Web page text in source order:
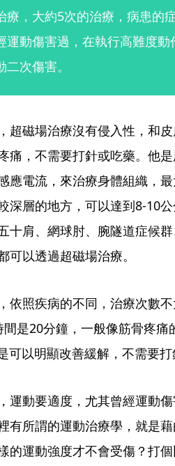
療，大約5次的治療，病患的
運動傷害過，在執行高難度動
次傷害。
超磁場治療沒有侵入性，和
痛，不需要打針或吃藥。他
應電流，來治療身體組織，
深層的地方，可以達到8-10
十肩、網球肘、腕隧道症候
可以透過超磁場治療。
依照疾病的不同，治療次數
是20分鐘，一般像筋骨疼
可以明顯改善緩解，不需要打
運動要適度，尤其曾經運動
有所謂的運動治療學，就是
的運動強度才不會受傷？打